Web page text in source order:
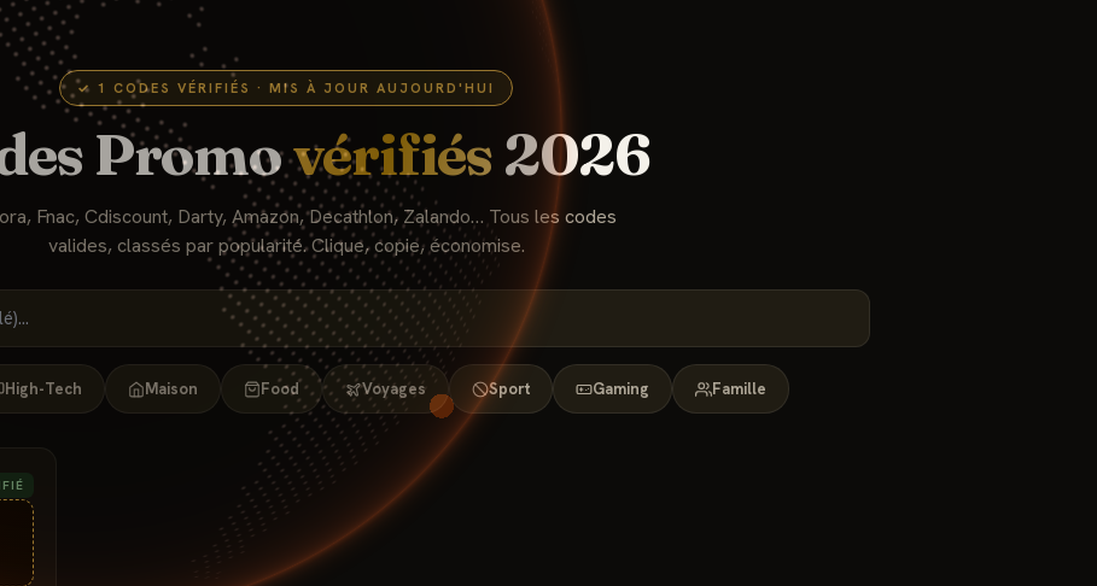
✓1 CODES VÉRIFIÉS · MIS À JOUR AUJOURD'HUI
Promovérifiés2026
Fnac, Cdiscount, Darty, Amazon, Decathlon, Zalando… Tous les codes
valides, classés par popularité. Clique, copie, économise.
High-Tech Maison Food Voyages Sport Gaming Famille